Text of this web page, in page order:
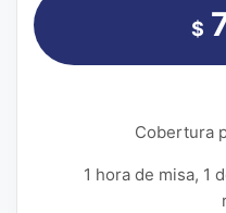
$
Cobertura
1 hora de misa, 1